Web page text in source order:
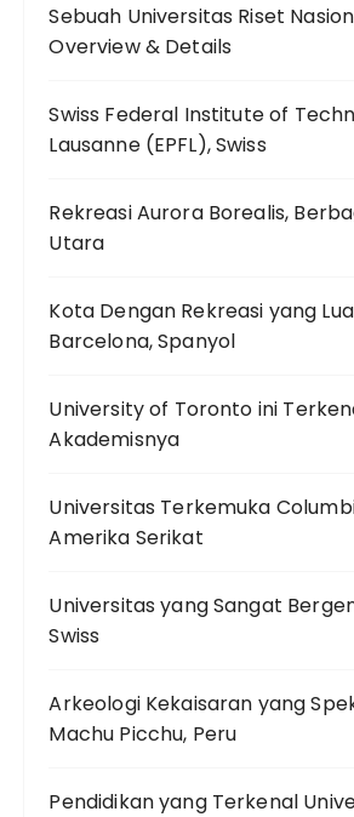
Sebuah Universitas Riset
Overview & Details
Swiss Federal Institute of
Lausanne (EPFL), Swiss
Rekreasi Aurora Borealis,
Utara
Kota Dengan Rekreasi yang
Barcelona, Spanyol
University of Toronto ini
Akademisnya
Universitas Terkemuka
Amerika Serikat
Universitas yang Sangat
Swiss
Arkeologi Kekaisaran yang
Machu Picchu, Peru
Pendidikan yang Terkenal